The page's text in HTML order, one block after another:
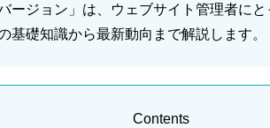
バージョン」は、ウェブサイト管理者に
基礎知識から最新動向まで解説します。
Contents